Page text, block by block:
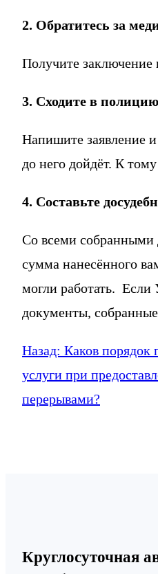
2. Обратитесь за
Получите заключение
3. Сходите в полицию
Напишите заявление и
до него дойдёт. К
4. Составьте
Со всеми собранными
сумма нанесённого
могли работать. Если
документы,
Назад: Каков порядок
услуги при
перерывами?
Круглосуточная